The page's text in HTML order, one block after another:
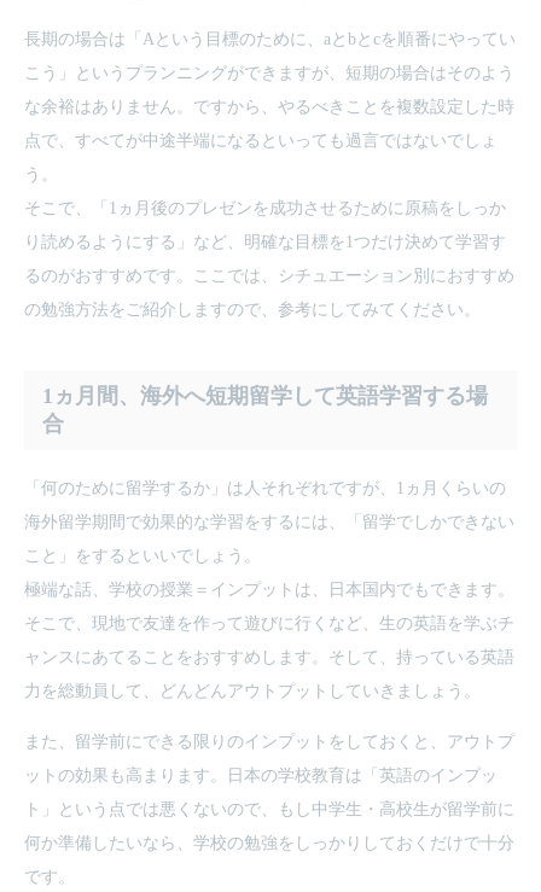
長期の場合は「Aという目標のために、aとbとcを順番にやってい
こう」というプランニングができますが、短期の場合はそのよう
な余裕はありません。ですから、やるべきことを複数設定した時
点で、すべてが中途半端になるといっても過言ではないでしょ
う。
そこで、「1ヵ月後のプレゼンを成功させるために原稿をしっか
り読めるようにする」など、明確な目標を1つだけ決めて学習す
るのがおすすめです。ここでは、シチュエーション別におすすめ
の勉強方法をご紹介しますので、参考にしてみてください。
1ヵ月間、海外へ短期留学して英語学習する場
合
「何のために留学するか」は人それぞれですが、1ヵ月くらいの
海外留学期間で効果的な学習をするには、「留学でしかできない
こと」をするといいでしょう。
極端な話、学校の授業＝インプットは、日本国内でもできます。
そこで、現地で友達を作って遊びに行くなど、生の英語を学ぶチ
ャンスにあてることをおすすめします。そして、持っている英語
力を総動員して、どんどんアウトプットしていきましょう。
また、留学前にできる限りのインプットをしておくと、アウトプ
ットの効果も高まります。日本の学校教育は「英語のインプッ
ト」という点では悪くないので、もし中学生・高校生が留学前に
何か準備したいなら、学校の勉強をしっかりしておくだけで十分
です。